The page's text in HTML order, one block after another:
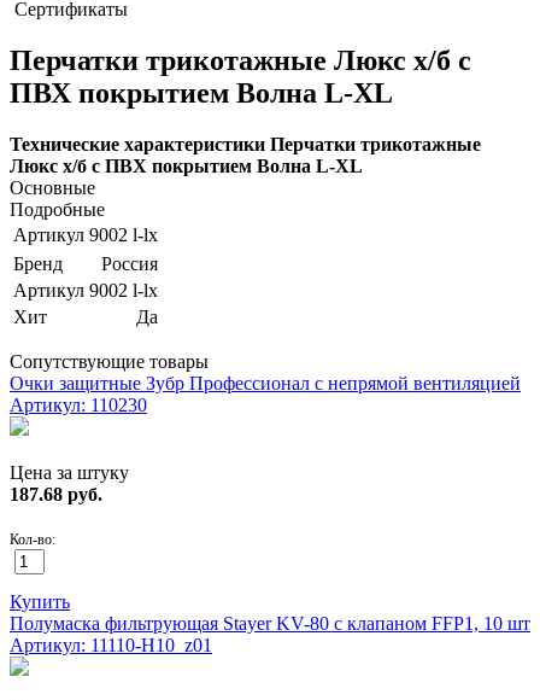
Сертификаты
Перчатки трикотажные Люкс х/б с
ПВХ покрытием Волна L-XL
Технические характеристики Перчатки трикотажные
Люкс х/б с ПВХ покрытием Волна L-XL
Основные
Подробные
Артикул 9002 l-lx
Бренд
Россия
Артикул 9002 l-lx
Хит
Да
Сопутствующие товары
Очки защитные Зубр Профессионал с непрямой вентиляцией
Артикул: 110230
Цена за штуку
187.68 руб.
Кол-во:
Купить
Полумаска фильтрующая Stayer KV-80 с клапаном FFP1, 10 шт
Артикул: 11110-H10_z01